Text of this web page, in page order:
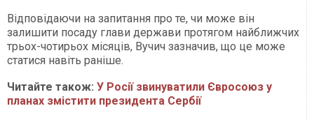
Відповідаючи на запитання про те, чи може він
залишити посаду глави держави протягом найближчих
трьох-чотирьох місяців, Вучич зазначив, що це може
статися навіть раніше.
Читайте також: У Росії звинуватили Євросоюз у
планах змістити президента Сербії